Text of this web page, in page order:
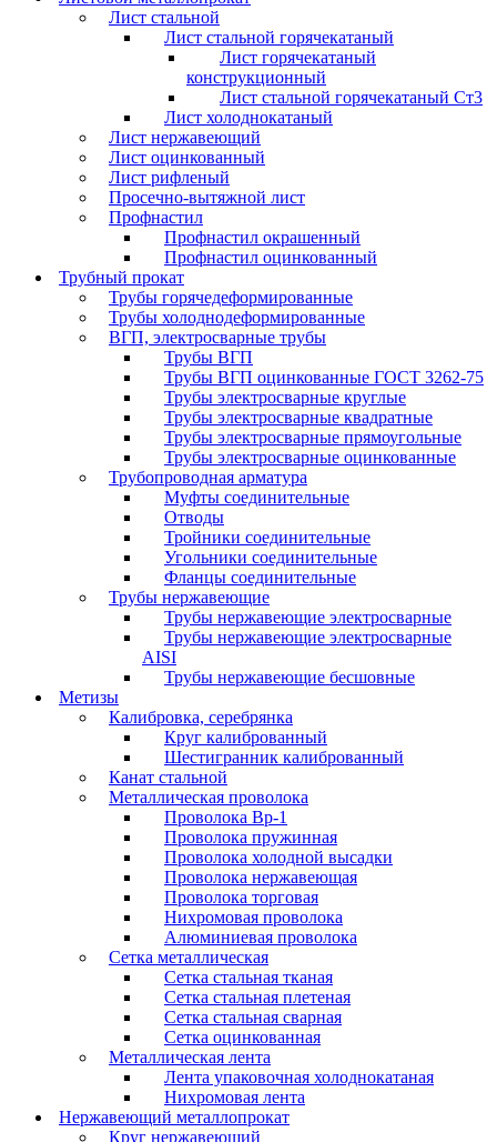
Лист стальной
Лист стальной горячекатаный
Лист горячекатаный
конструкционный
Лист стальной горячекатаный Ст3
Лист холоднокатаный
Лист нержавеющий
Лист оцинкованный
Лист рифленый
Просечно-вытяжной лист
Профнастил
Профнастил окрашенный
Профнастил оцинкованный
Трубный прокат
Трубы горячедеформированные
Трубы холоднодеформированные
ВГП, электросварные трубы
Трубы ВГП
Трубы ВГП оцинкованные ГОСТ 3262-75
Трубы электросварные круглые
Трубы электросварные квадратные
Трубы электросварные прямоугольные
Трубы электросварные оцинкованные
Трубопроводная арматура
Муфты соединительные
Отводы
Тройники соединительные
Угольники соединительные
Фланцы соединительные
Трубы нержавеющие
Трубы нержавеющие электросварные
Трубы нержавеющие электросварные
AISI
Трубы нержавеющие бесшовные
Метизы
Калибровка, серебрянка
Круг калиброванный
Шестигранник калиброванный
Канат стальной
Металлическая проволока
Проволока Вр-1
Проволока пружинная
Проволока холодной высадки
Проволока нержавеющая
Проволока торговая
Нихромовая проволока
Алюминиевая проволока
Сетка металлическая
Сетка стальная тканая
Сетка стальная плетеная
Сетка стальная сварная
Сетка оцинкованная
Металлическая лента
Лента упаковочная холоднокатаная
Нихромовая лента
Нержавеющий металлопрокат
Круг нержавеющий